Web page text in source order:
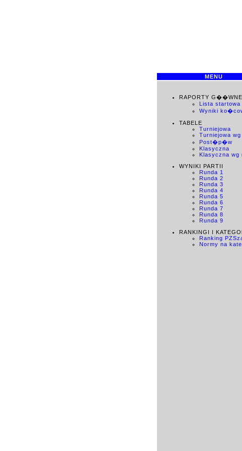
MENU
RAPORTY G��WNE
Lista startowa
Wyniki
TABELE
Turniejowa
Turniejowa wg
Post�p�w
Klasyczna
Klasyczna wg
WYNIKI PARTII
Runda 1
Runda 2
Runda 3
Runda 4
Runda 5
Runda 6
Runda 7
Runda 8
Runda 9
RANKINGI I
Ranking
Normy na